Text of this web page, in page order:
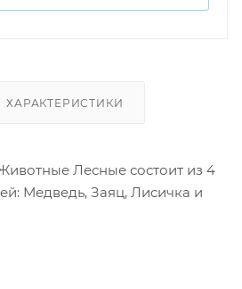
формами.
ХАРАКТЕРИСТИКИ
Лесные состоит из 4
Медведь, Заяц, Лисичка и